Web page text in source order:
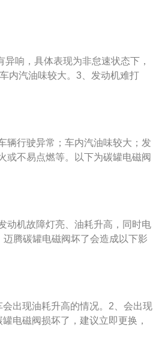
意检查可能导致问题出现的碳罐
，污染了环境不说还浪费了燃
动机的进气道的混合气一直处于不
没有控制碳罐电磁阀工作，也就
会造成热车时，混合气过浓引起
。活性炭罐是用来吸附油箱中挥
没打火前挥发的油蒸汽已进入发
所谓的淹缸，会出现二次打火或打
作用，收集燃油蒸汽，避免浪费。
发动机预热至正常温度，并使之怠
闭。此时若燃油蒸发控制系统正
用表20V电压档检查电磁阀连接器
为蓄电池电压。3.踩下加速踏板，
软管内有无真空吸引力。若真空软
有电压。若电压正常，说明电磁阀
电磁阀的单件检测方法：1.检查
接器，用万用表电阻档测量电磁阀
为32Ω左右，说明活性碳罐电磁伐
先向电磁阀内吹气，电磁阀就不
表明有问题，需要更换。此外，
“的响声。发动机怠速忽高忽低，
入口及过滤网堵塞引起的问题。
困难，或者好不容易点燃又马上熄
电磁阀。
响，具体表现为非怠速状态下，
内汽油味较大。3、发动机难打
容易再次熄灭。4、发动机怠速
造成空气的污染，并同时增加燃
的现象就是油耗增加，汽油味较
辆行驶异常；车内汽油味较大；发
或不易点燃等。以下为碳罐电磁阀
动时，电磁阀控制活性碳罐打
性炭罐与进气歧管之间，控制着
入燃烧室参与燃烧。如果碳罐电磁
机的正常运作。
动机故障灯亮、油耗升高，同时电
迈腾碳罐电磁阀坏了会造成以下影
，进气管内的空气也会充满着油
态，碳罐吸附储存的油蒸气无法
盖泄压阀处外泄。以迈腾2020款28
高分别是4865mm、1832mm、14
动机，最大功率是110kw，匹配7
出现油耗升高的情况。2、会出现
电磁阀损坏了，建议立即更换，
罐的具体介绍：1、碳罐的作用